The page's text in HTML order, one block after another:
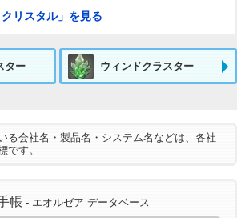
リスタル」を見る
ター ウィンドクラスター
る会社名・製品名・システム名などは、各社
です。
帳 - エオルゼア データベース